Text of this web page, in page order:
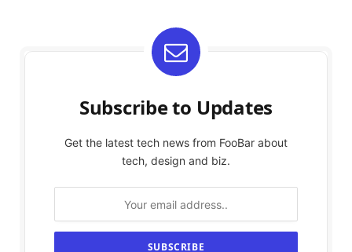
Subscribe to Updates
Get the latest tech news from FooBar about
tech, design and biz.